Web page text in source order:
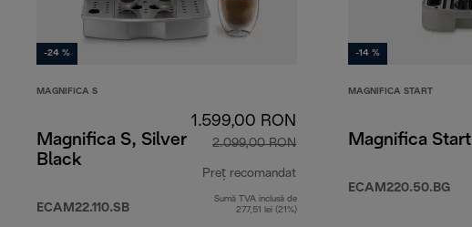
-24 %
MAGNIFICA S
Magnifica S, Silver
Black
ECAM22.110.SB
1.599,00 RON
2.099,00 RON
Preț recomandat
preț inițial 2.099,00 RON
Sumă TVA inclusă de
277,51 lei (21%)
-14 %
MAGNIFICA START
Magnifica Start
ECAM220.50.BG